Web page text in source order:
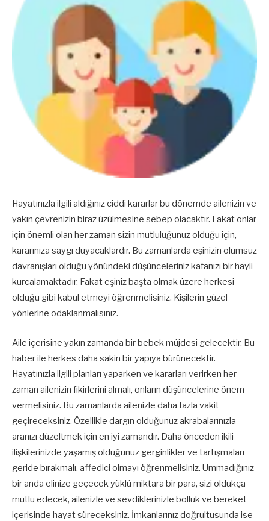
Hayatınızla ilgili aldığınız ciddi kararlar bu dönemde ailenizin ve
yakın çevrenizin biraz üzülmesine sebep olacaktır. Fakat onlar
için önemli olan her zaman sizin mutluluğunuz olduğu için,
kararınıza saygı duyacaklardır. Bu zamanlarda eşinizin olumsuz
davranışları olduğu yönündeki düşünceleriniz kafanızı bir hayli
kurcalamaktadır. Fakat eşiniz başta olmak üzere herkesi
olduğu gibi kabul etmeyi öğrenmelisiniz. Kişilerin güzel
yönlerine odaklanmalısınız.
Aile içerisine yakın zamanda bir bebek müjdesi gelecektir. Bu
haber ile herkes daha sakin bir yapıya bürünecektir.
Hayatınızla ilgili planları yaparken ve kararları verirken her
zaman ailenizin fikirlerini almalı, onların düşüncelerine önem
vermelisiniz. Bu zamanlarda ailenizle daha fazla vakit
geçireceksiniz. Özellikle dargın olduğunuz akrabalarınızla
aranızı düzeltmek için en iyi zamandır. Daha önceden ikili
ilişkilerinizde yaşamış olduğunuz gerginlikler ve tartışmaları
geride bırakmalı, affedici olmayı öğrenmelisiniz. Ummadığınız
bir anda elinize geçecek yüklü miktara bir para, sizi oldukça
mutlu edecek, ailenizle ve sevdiklerinizle bolluk ve bereket
içerisinde hayat süreceksiniz. İmkanlarınız doğrultusunda ise